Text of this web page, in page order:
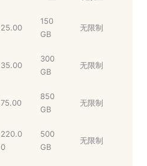
25.00
150
GB
无限制
35.00
300
GB
无限制
75.00
850
GB
无限制
220.0
0
500
GB
无限制